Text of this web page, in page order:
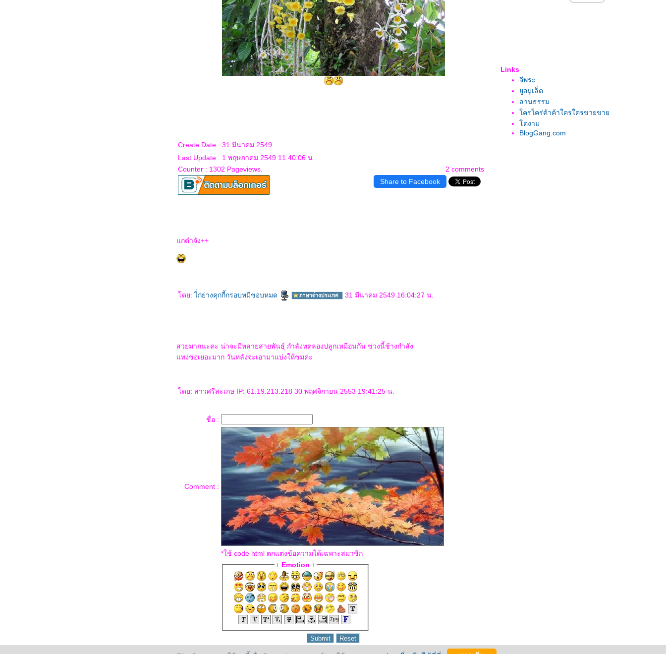
Create Date : 31 มีนาคม 2549
2 comments
Last Update : 1 พฤษภาคม 2549 11:40:06 น.
Counter : 1302 Pageviews.
Share to Facebook
กดำจัง++
ดย:ไ่่ก่ย่างคุกกี้กรอบหมีชอบหมด 31 มีนาคม 2549 16:04:27 น.
สวยมากนะคะ น่าจะมีหลายสายพันธุ์ กำลังทดลองปลูกเหมือนกัน ช่วงนี้ช้างกำลัง
ทงช่อเยอะมาก วันหลังจะเอามาแบ่งให้ชมค่ะ
ดย: สาวศรีสะเกษ IP: 61.19.213.218 30 พฤศจิกายน 2553 19:41:25 น.
ชื่อ :
Comment :
*ใช้ code html ตกแต่งข้อความได้เฉพาะสมาชิก
+ Emotion +
Links
จีพระ
ูอมูเล็ต
ลานธรรม
ครใคร่ค้าค้าใครใคร่ขายขา
คงาม
BlogGang.com